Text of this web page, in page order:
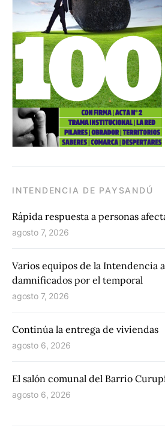
INTENDENCIA DE PAYSANDÚ
Rápida respuesta a personas
agosto 7, 2026
Varios equipos de la Intendencia
damnificados por el temporal
agosto 7, 2026
Continúa la entrega de viviendas
agosto 6, 2026
El salón comunal del Barrio
agosto 6, 2026